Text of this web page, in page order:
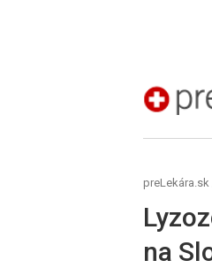
preLekára.sk
na